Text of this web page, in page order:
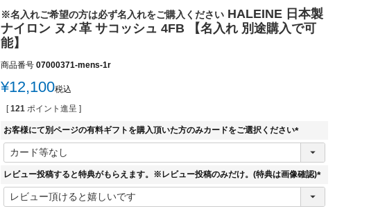
※名入れご希望の方は必ず名入れをご購入ください HALEINE 日本製
ナイロン ヌメ革 サコッシュ 4FB 【名入れ 別途購入で可
能】
商品番号 07000371-mens-1r
¥12,100税込
[ 121 ポイント進呈 ]
お客様にて別ページの有料ギフトを購入頂いた方のみカードをご選択ください
(
須
レビュー投稿すると特典がもらえます。※レビュー投稿のみだけ。(特典は画像確認)
(